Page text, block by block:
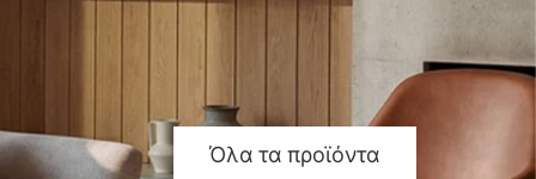
Όλα τα προϊόντα